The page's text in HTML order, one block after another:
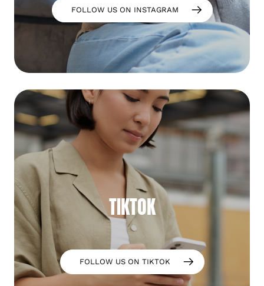
FOLLOW US ON INSTAGRAM
TIKTOK
FOLLOW US ON TIKTOK